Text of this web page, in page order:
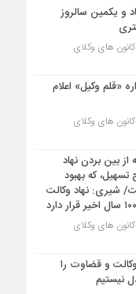
و یکمین سالروز
های وکلای
وکیل» اعلام
های وکلای
از بین بردن نهاد
که بهبود
شیری: نهاد وکالت
های وکلای
و قضاوت را
نیستیم